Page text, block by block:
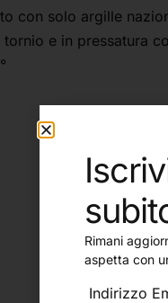
con solo argille
e in pressatura
Rimani
aspetta con
Indirizzo